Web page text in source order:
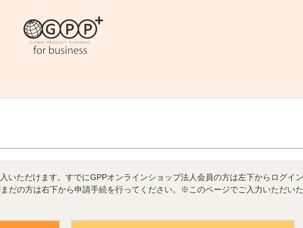
いただけます。すでにGPPオンラインショップ法人会員の方は左下からログイン
だの方は右下から申請手続を行ってください。※このページでご入力いただいた